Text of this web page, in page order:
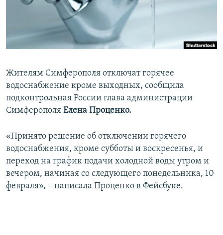
ПОБЕДИТЕЛЕЙ НЕ СУДЯТ?
КРЫМ.НЕПОКОРЕННЫЙ
ПРИСОЕДИНЯЙТЕСЬ!
Все сайты RFE/RL
Жителям Симферополя отключат горячее
водоснабжение кроме выходных, сообщила
подконтрольная России глава администрации
Симферополя Елена Проценко.
«Принято решение об отключении горячего
водоснабжения, кроме субботы и воскресенья, и
переход на график подачи холодной воды утром и
вечером, начиная со следующего понедельника, 10
февраля», – написала Проценко в Фейсбуке.